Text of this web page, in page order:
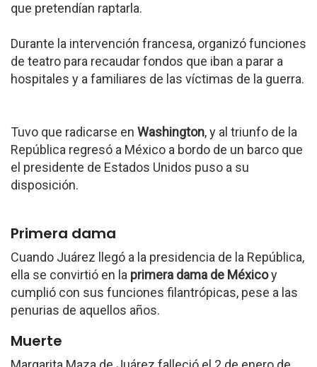
que pretendían raptarla.
Durante la intervención francesa, organizó funciones
de teatro para recaudar fondos que iban a parar a
hospitales y a familiares de las víctimas de la guerra.
Tuvo que radicarse en Washington, y al triunfo de la
República regresó a México a bordo de un barco que
el presidente de Estados Unidos puso a su
disposición.
Primera dama
Cuando Juárez llegó a la presidencia de la República,
ella se convirtió en la primera dama de Méxicoy
cumplió con sus funciones filantrópicas, pese a las
penurias de aquellos años.
Muerte